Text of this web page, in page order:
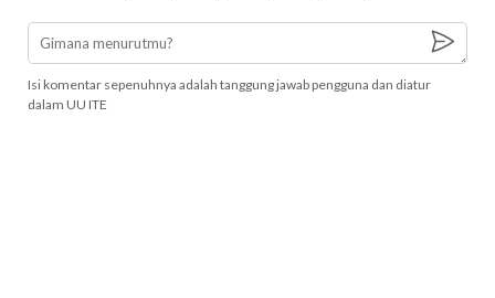
Isi komentar sepenuhnya adalah tanggung jawab pengguna dan diatur
dalam UU ITE